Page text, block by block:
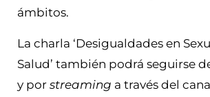
ámbitos.
La charla ‘Desigualdades en
Salud’ también podrá seguirse
y por streaming a través del